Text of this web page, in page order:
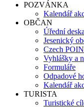
POZVÁNKA
Kalendář
OBČAN
Úřední deska
Jesenický
Czech
Vyhlášky a
Formuláře
Odpadové
Kalendář
TURISTA
Turistické